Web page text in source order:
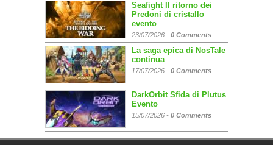
Seafight Il ritorno dei
Predoni di cristallo
evento
23/07/2026 - 0 Comments
La saga epica di NosTale
continua
17/07/2026 - 0 Comments
DarkOrbit Sfida di Plutus
Evento
15/07/2026 - 0 Comments